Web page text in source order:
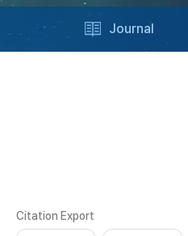
Journal
Citation Export